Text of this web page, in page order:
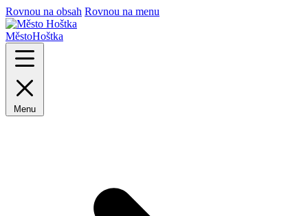
Rovnou na obsah Rovnou na menu
MěstoHoštka
Menu